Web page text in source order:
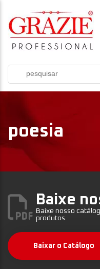
poesia
Baixe
Baixe nosso
produtos.
Baixar o Catálogo